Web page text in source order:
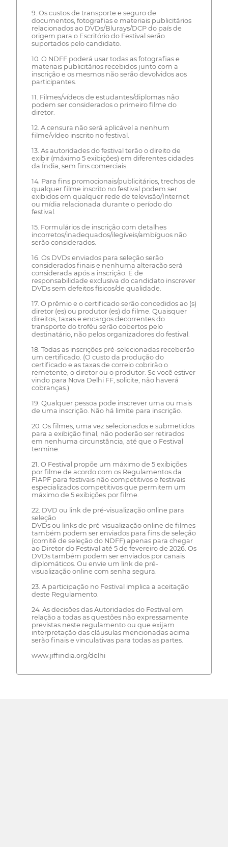
9. Os custos de transporte e seguro de
documentos, fotografias e materiais publicitários
relacionados ao DVDs/Blurays/DCP do país de
origem para o Escritório do Festival serão
suportados pelo candidato.
10. O NDFF poderá usar todas as fotografias e
materiais publicitários recebidos junto com a
inscrição e os mesmos não serão devolvidos aos
participantes.
11. Filmes/vídeos de estudantes/diplomas não
podem ser considerados o primeiro filme do
diretor.
12. A censura não será aplicável a nenhum
filme/vídeo inscrito no festival.
13. As autoridades do festival terão o direito de
exibir (máximo 5 exibições) em diferentes cidades
da Índia, sem fins comerciais.
14. Para fins promocionais/publicitários, trechos de
qualquer filme inscrito no festival podem ser
exibidos em qualquer rede de televisão/Internet
ou mídia relacionada durante o período do
festival.
15. Formulários de inscrição com detalhes
incorretos/inadequados/ilegíveis/ambíguos não
serão considerados.
16. Os DVDs enviados para seleção serão
considerados finais e nenhuma alteração será
considerada após a inscrição. É de
responsabilidade exclusiva do candidato inscrever
DVDs sem defeitos físicos/de qualidade.
17. O prêmio e o certificado serão concedidos ao (s)
diretor (es) ou produtor (es) do filme. Quaisquer
direitos, taxas e encargos decorrentes do
transporte do troféu serão cobertos pelo
destinatário, não pelos organizadores do festival.
18. Todas as inscrições pré-selecionadas receberão
um certificado. (O custo da produção do
certificado e as taxas de correio cobrirão o
remetente, o diretor ou o produtor. Se você estiver
vindo para Nova Delhi FF, solicite, não haverá
cobranças.)
19. Qualquer pessoa pode inscrever uma ou mais
de uma inscrição. Não há limite para inscrição.
20. Os filmes, uma vez selecionados e submetidos
para a exibição final, não poderão ser retirados
em nenhuma circunstância, até que o Festival
termine.
21. O Festival propõe um máximo de 5 exibições
por filme de acordo com os Regulamentos da
FIAPF para festivais não competitivos e festivais
especializados competitivos que permitem um
máximo de 5 exibições por filme.
22. DVD ou link de pré-visualização online para
seleção
DVDs ou links de pré-visualização online de filmes
também podem ser enviados para fins de seleção
(comitê de seleção do NDFF) apenas para chegar
ao Diretor do Festival até 5 de fevereiro de 2026. Os
DVDs também podem ser enviados por canais
diplomáticos. Ou envie um link de pré-
visualização online com senha segura.
23. A participação no Festival implica a aceitação
deste Regulamento.
24. As decisões das Autoridades do Festival em
relação a todas as questões não expressamente
previstas neste regulamento ou que exijam
interpretação das cláusulas mencionadas acima
serão finais e vinculativas para todas as partes.
www.jiffindia.org/delhi